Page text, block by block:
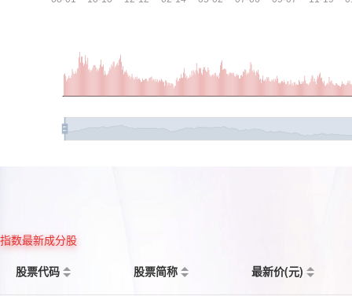
指数最新成分股
股票代码
股票简称 最新价(元)